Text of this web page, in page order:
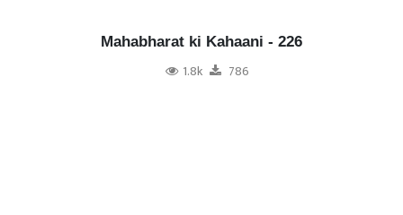
Mahabharat ki Kahaani - 226
1.8k 786